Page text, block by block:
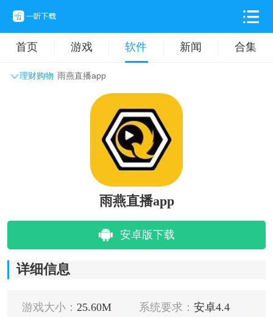
首页 游戏 软件 新闻 合集
理财购物 雨燕直播app
主题壁纸 旅游出行
拍摄美化 时尚购物
雨燕直播app
安卓版下载
详细信息
游戏大小： 25.60M 系统要求： 安卓4.4